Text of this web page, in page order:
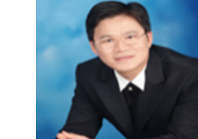
学数据中心智库的客座研究员。